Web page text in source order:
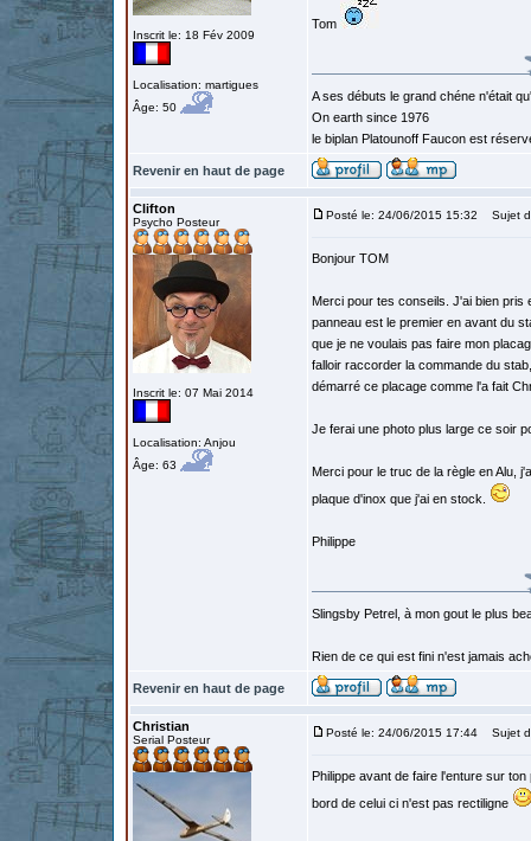
Inscrit le: 18 Fév 2009
Localisation: martigues
Âge: 50
Tom
A ses débuts le grand chéne n'était
On earth since 1976
le biplan Platounoff Faucon est
Revenir en haut de page
Clifton
Psycho Posteur
Inscrit le: 07 Mai 2014
Localisation: Anjou
Âge: 63
Posté le: 24/06/2015 15:32 Sujet
Bonjour TOM
Merci pour tes conseils. J'ai bien pris
panneau est le premier en avant du
que je ne voulais pas faire mon
falloir raccorder la commande du
démarré ce placage comme l'a fait
Je ferai une photo plus large ce soir
Merci pour le truc de la règle en Alu,
plaque d'inox que j'ai en stock.
Philippe
Slingsby Petrel, à mon gout le plus
Rien de ce qui est fini n'est jamais
Revenir en haut de page
Christian
Serial Posteur
Posté le: 24/06/2015 17:44 Sujet
Philippe avant de faire l'enture sur
bord de celui ci n'est pas rectiligne